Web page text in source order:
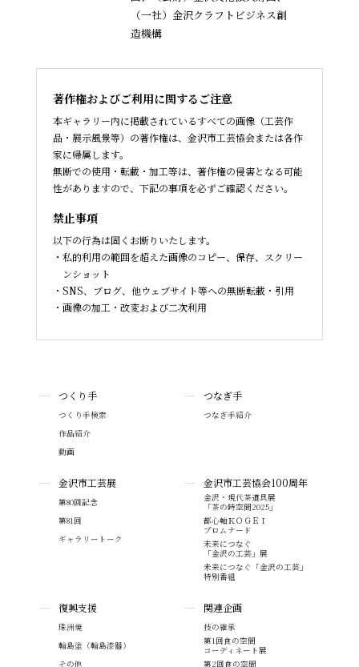
（一社）金沢クラフトビジネス創
造機構
著作権およびご利用に関するご注意
本ギャラリー内に掲載されているすべての画像（工芸作
品・展示風景等）の著作権は、金沢市工芸協会または各作
家に帰属します。
無断での使用・転載・加工等は、著作権の侵害となる可能
性がありますので、下記の事項を必ずご確認ください。
禁止事項
以下の行為は固くお断りいたします。
私的利用の範囲を超えた画像のコピー、保存、スクリー
ンショット
SNS、ブログ、他ウェブサイト等への無断転載・引用
画像の加工・改変および二次利用
つくり手
つくり手検索
作品紹介
動画
つなぎ手
つなぎ手紹介
金沢市工芸展
第80回記念
第81回
ギャラリートーク
金沢市工芸協会100周年
金沢・現代茶道具展
「茶の時空間2025」
都心軸ＫＯＧＥＩ
プロムナード
未来につなぐ
「金沢の工芸」展
未来につなぐ「金沢の工芸」
特別番組
復興支援
珠洲焼
輪島塗（輪島漆器）
その他
関連企画
技の継承
第1回食の空間
コーディネート展
第2回食の空間